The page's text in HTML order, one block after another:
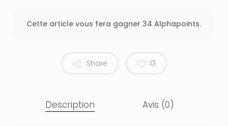
Cette article vous fera gagner 34 Alphapoints.
Share 13
Description Avis (0)